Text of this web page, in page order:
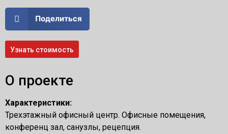
Поделиться
Узнать стоимость
О проекте
Характеристики:
Трехэтажный офисный центр. Офисные помещения,
конференц зал, санузлы, рецепция.